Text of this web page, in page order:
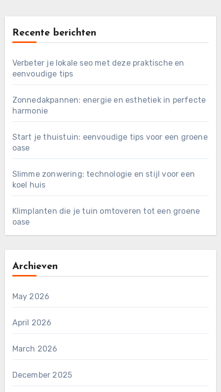
Recente berichten
Verbeter je lokale seo met deze praktische en
eenvoudige tips
Zonnedakpannen: energie en esthetiek in perfecte
harmonie
Start je thuistuin: eenvoudige tips voor een groene
oase
Slimme zonwering: technologie en stijl voor een
koel huis
Klimplanten die je tuin omtoveren tot een groene
oase
Archieven
May 2026
April 2026
March 2026
December 2025